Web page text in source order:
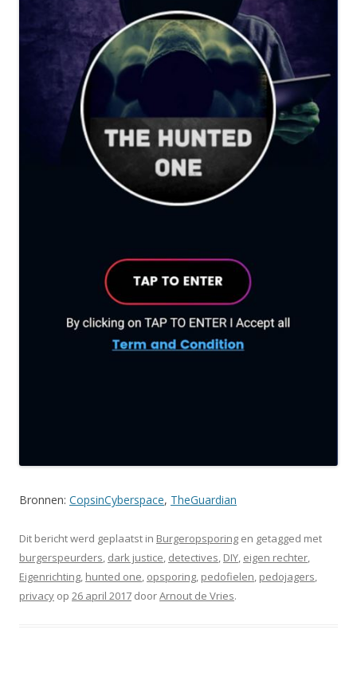
Bronnen: CopsinCyberspace, TheGuardian
Dit bericht werd geplaatst in Burgeropsporing en getagged met
burgerspeurders, dark justice, detectives, DIY, eigen rechter,
Eigenrichting, hunted one, opsporing, pedofielen, pedojagers,
privacy op 26 april 2017 doorArnout de Vries.